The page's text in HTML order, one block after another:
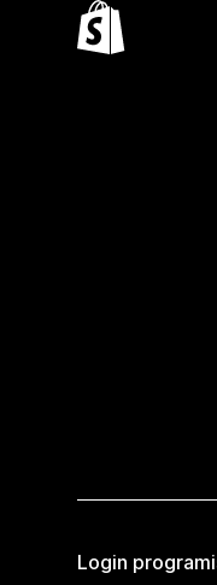
Login